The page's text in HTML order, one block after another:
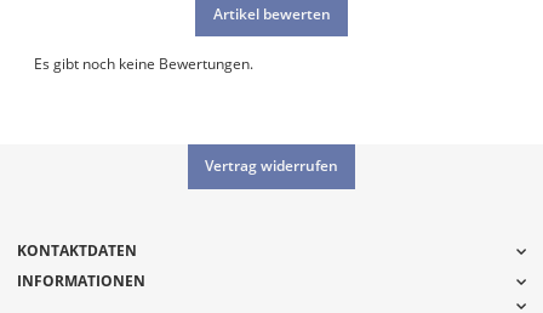
Artikel bewerten
Es gibt noch keine Bewertungen.
Vertrag widerrufen
KONTAKTDATEN
INFORMATIONEN